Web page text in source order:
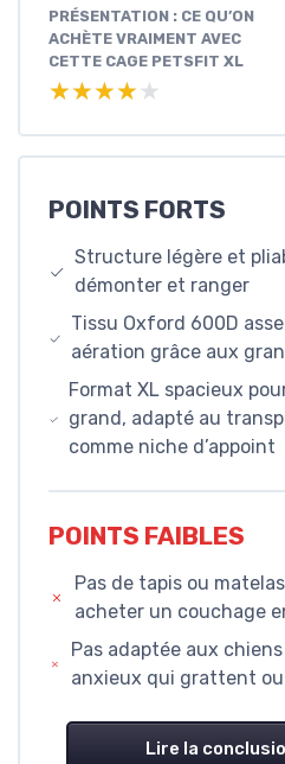
PRÉSENTATION : CE QU’ON
ACHÈTE VRAIMENT AVEC
CETTE CAGE PETSFIT XL
★★★★★
★★★★★
POINTS FORTS
Structure légère et
démonter et ranger
Tissu Oxford 600D
aération grâce aux
Format XL spacieux
grand, adapté au
comme niche d’appoint
POINTS FAIBLES
Pas de tapis ou
acheter un couchage
Pas adaptée aux
anxieux qui grattent
Lire la